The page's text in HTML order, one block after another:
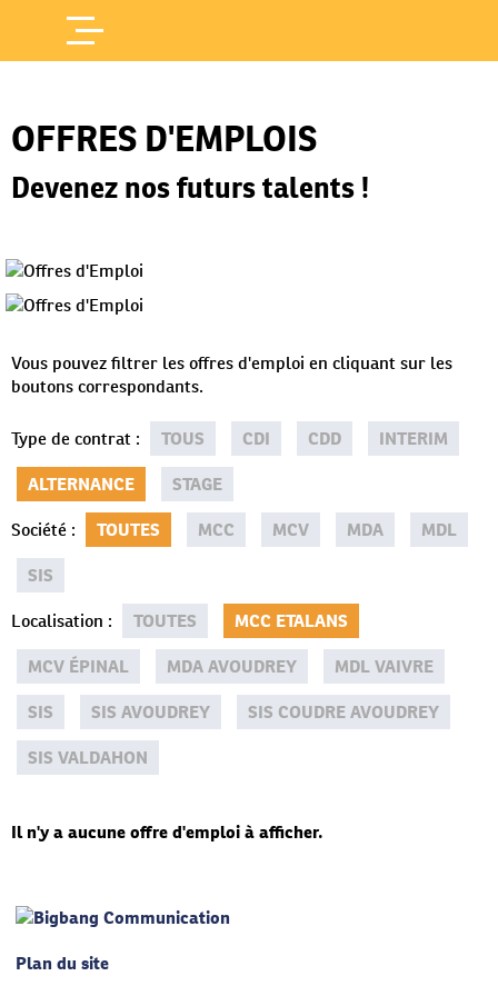
OFFRES D'EMPLOIS
Devenez nos futurs talents !
Vous pouvez filtrer les offres d'emploi en cliquant sur les
boutons correspondants.
Type de contrat : TOUS CDI CDD
INTERIM
ALTERNANCE
STAGE
Société : TOUTES MCC MCV MDA
MDL
SIS
Localisation : TOUTES
MCC ETALANS
MCV ÉPINAL
MDA AVOUDREY
MDL VAIVRE
SIS
SIS AVOUDREY
SIS COUDRE AVOUDREY
SIS VALDAHON
Il n'y a aucune offre d'emploi à afficher.
Plan du site